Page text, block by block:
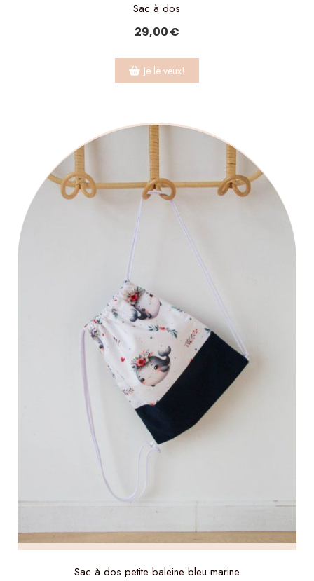
Sac à dos
29,00€
Je le veux!
Sac à dos petite baleine bleu marine